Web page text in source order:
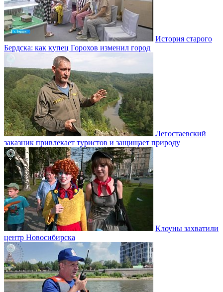
История старого
Бердска: как купец Горохов изменил город
Легостаевский
заказник привлекает туристов и защищает природу
Клоуны захватили
центр Новосибирска